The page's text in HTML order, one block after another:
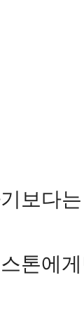
보다
톤에